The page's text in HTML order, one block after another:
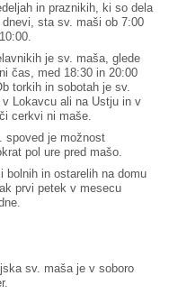
in praznikih, ki so dela
dnevi, sta sv. maši ob 7:00
je sv. maša, glede
čas, med 18:30 in 20:00
torkih in sobotah je sv.
v Lokavcu ali na Ustju in v
cerkvi ni maše.
spoved je možnost
pol ure pred mašo.
bolnih in ostarelih na domu
prvi petek v mesecu
sv. maša je v soboro